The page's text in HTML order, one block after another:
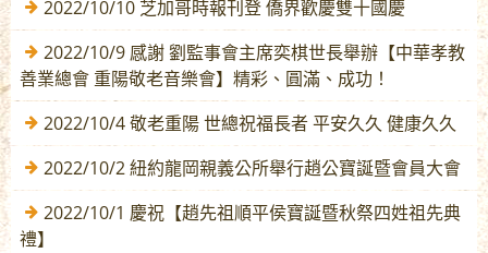
2022/10/10 芝加哥時報刊登 僑界歡慶雙十國慶
2022/10/9 感謝 劉監事會主席奕棋世長舉辦【中華孝教
善業總會 重陽敬老音樂會】精彩、圓滿、成功！
2022/10/4 敬老重陽 世總祝福長者 平安久久 健康久久
2022/10/2 紐約龍岡親義公所舉行趙公寶誕暨會員大會
2022/10/1 慶祝【趙先祖順平侯寶誕暨秋祭四姓祖先典
禮】